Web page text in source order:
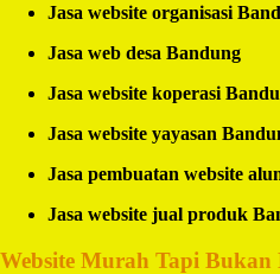
Jasa website organisasi
Jasa web desa Bandung
Jasa website koperasi
Jasa website yayasan
Jasa pembuatan website
Jasa website jual produk
Website Murah Tapi